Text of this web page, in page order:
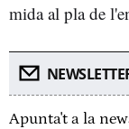
mida al pla de
Apunta't a la